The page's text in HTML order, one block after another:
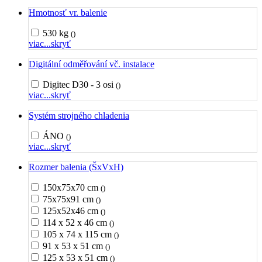
Hmotnosť vr. balenie
530 kg ()
viac...skryť
Digitální odměřování vč. instalace
Digitec D30 - 3 osi ()
viac...skryť
Systém strojného chladenia
ÁNO ()
viac...skryť
Rozmer balenia (ŠxVxH)
150x75x70 cm ()
75x75x91 cm ()
125x52x46 cm ()
114 x 52 x 46 cm ()
105 x 74 x 115 cm ()
91 x 53 x 51 cm ()
125 x 53 x 51 cm ()